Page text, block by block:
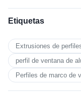
Etiquetas
Extrusiones de
perfil de ventana de
Perfiles de marco de